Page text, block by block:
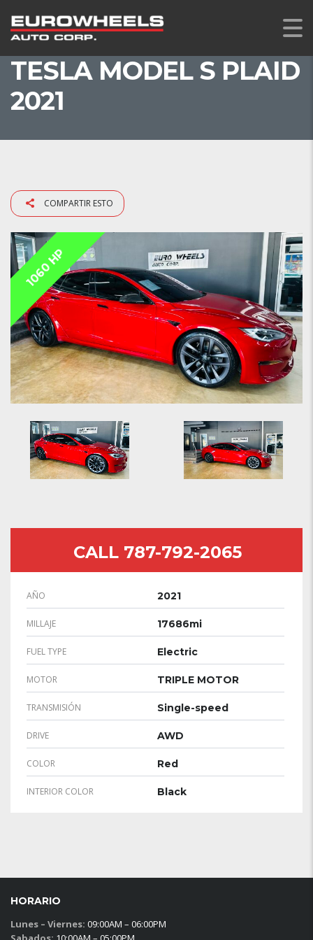
TESLA MODEL S PLAID
2021
COMPARTIR ESTO
1060 HP
CALL 787-792-2065
AÑO 2021
MILLAJE 17686mi
FUEL TYPE Electric
MOTOR TRIPLE MOTOR
TRANSMISIÓN Single-speed
DRIVE AWD
COLOR Red
INTERIOR COLOR Black
HORARIO
Lunes – Viernes: 09:00AM – 06:00PM